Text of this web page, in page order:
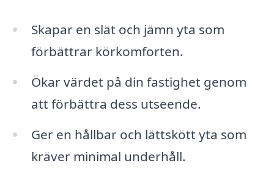
Skapar en slät och jämn yta som
förbättrar körkomforten.
Ökar värdet på din fastighet genom
att förbättra dess utseende.
Ger en hållbar och lättskött yta som
kräver minimal underhåll.